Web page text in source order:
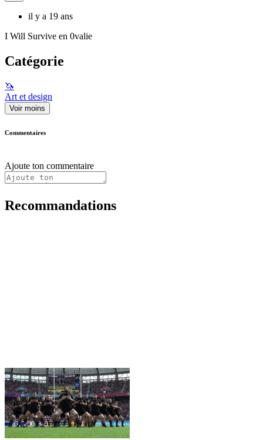
il y a 19 ans
I Will Survive en 0valie
Catégorie
🦄
Art et design
Voir moins
Commentaires
Ajoute ton commentaire
Recommandations